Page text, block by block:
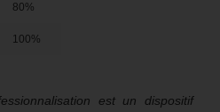
80%
100%
est un dispositif